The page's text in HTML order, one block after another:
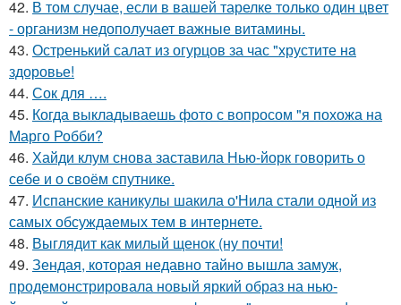
42. В том случае, если в вашей тарелке только один цвет
- организм недополучает важные витамины.
43. Остренький салат из огурцов за час "хрустите нa
здоровье!
44. Сок для ….
45. Когда выкладываешь фото с вопросом "я похожа на
Марго Робби?
46. Хайди клум снова заставила Нью-йорк говорить о
себе и о своём спутнике.
47. Испанские каникулы шакила о'Нила стали одной из
самых обсуждаемых тем в интернете.
48. Выглядит как милый щенок (ну почти!
49. Зендая, которая недавно тайно вышла замуж,
продемонстрировала новый яркий образ на нью-